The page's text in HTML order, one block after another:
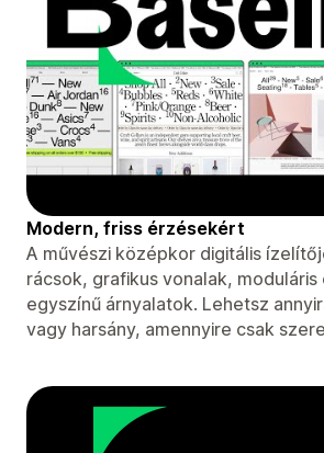
Modern, friss érzésekért
A művészi középkor digitális
rácsok, grafikus vonalak,
egyszínű árnyalatok. Lehetsz
vagy harsány, amennyire csak